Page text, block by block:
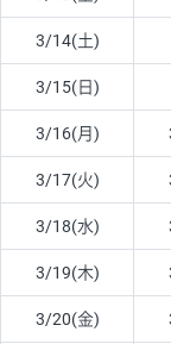
3/14(土)
3/15(日)
3/16(月)
3/17(火)
3/18(水)
3/19(木)
3/20(金)